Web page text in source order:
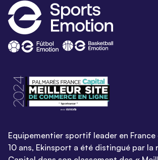
Equipementier sportif leader en France
10 ans, Ekinsport a été distingué par la